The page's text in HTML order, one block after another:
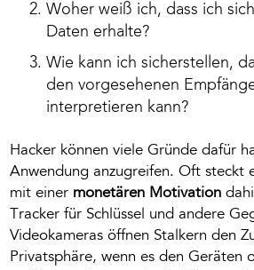
Woher weiß ich, dass ich
Daten erhalte?
Wie kann ich sicherstellen,
den vorgesehenen
interpretieren kann?
Hacker können viele Gründe dafür
Anwendung anzugreifen. Oft steckt
mit einer monetären Motivation
Tracker für Schlüssel und andere
Videokameras öffnen Stalkern den
Privatsphäre, wenn es den Geräten